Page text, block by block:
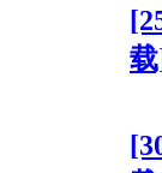
载]